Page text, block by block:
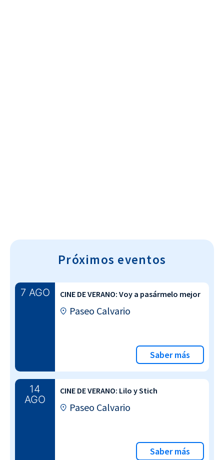
Próximos eventos
7 AGO CINE DE VERANO: Voy a pasármelo mejor
Paseo Calvario
Saber más
14
AGO
CINE DE VERANO: Lilo y Stich
Paseo Calvario
Saber más